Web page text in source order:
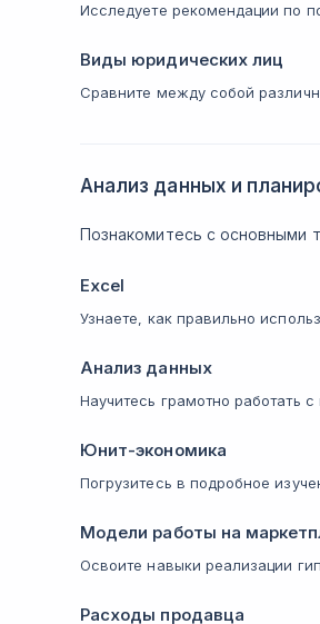
Исследуете рекомендации по
Виды юридических лиц
Сравните между собой
Анализ данных и
Познакомитесь с основными
Excel
Узнаете, как правильно
Анализ данных
Научитесь грамотно работать
Юнит-экономика
Погрузитесь в подробное
Модели работы на
Освоите навыки реализации
Расходы продавца